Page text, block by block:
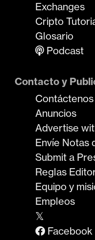
Exchanges
Cripto
Glosario
Podcast
Contacto y
Contáctenos
Anuncios
Advertise
Envíe Notas
Submit a
Reglas
Equipo y
Empleos
𝕏
Facebook